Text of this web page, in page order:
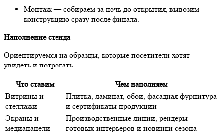
Монтаж — собираем за ночь до открытия, вывозим
конструкцию сразу после финала.
Наполнение стенда
Ориентируемся на образцы, которые посетители хотят
увидеть и потрогать.
Что ставим
Чем наполняем
Витрины и
стеллажи
Плитка, ламинат, обои, фасадная фурнитура
и сертификаты продукции
Экраны и
медиапанели
Производственные линии, рендеры
готовых интерьеров и новинки сезона